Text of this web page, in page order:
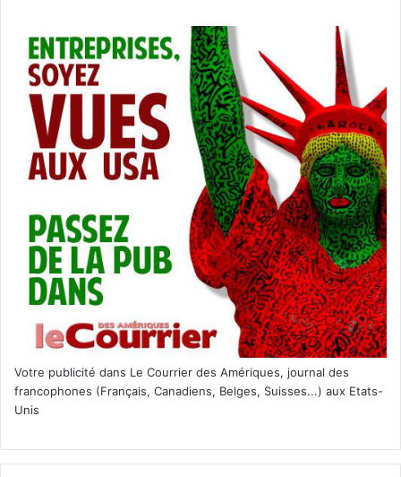
Votre publicité dans Le Courrier des Amériques, journal des
francophones (Français, Canadiens, Belges, Suisses...) aux Etats-
Unis